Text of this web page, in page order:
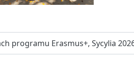
programu Erasmus+, Sycylia